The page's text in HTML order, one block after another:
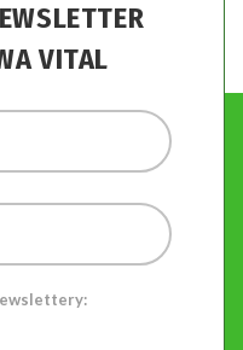
VITAL